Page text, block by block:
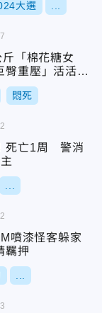
大選
「棉花糖女
重壓」活活悶
悶死
死亡1周 警消
噴漆怪客躲家
羈押